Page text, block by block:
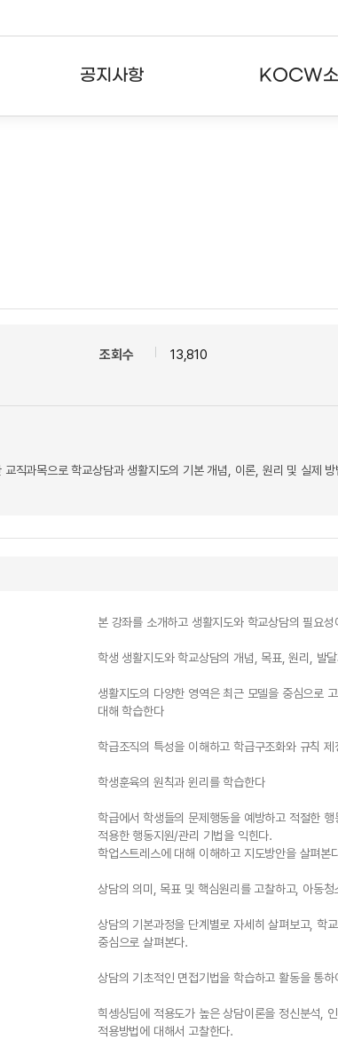
공지사항 KOCW소
조회수 13,810
직과목으로 학교상담과 생활지도의 기본 개념, 이론, 원리 및 실제
본 강좌를 소개하고 생활지도와 학교상담의 필요
학생 생활지도와 학교상담의 개념, 목표, 원리, 발
생활지도의 다양한 영역은 최근 모델을 중심으로
대해 학습한다
학급조직의 특성을 이해하고 학급구조화와 규칙
학생훈육의 원칙과 윈리를 학습한다
학급에서 학생들의 문제행동을 예방하고 적절한
적용한 행동지원/관리 기법을 익힌다.
학업스트레스에 대해 이해하고 지도방안을 살펴본
상담의 의미, 목표 및 핵심원리를 고찰하고, 아동
상담의 기본과정을 단계별로 자세히 살펴보고, 학
중심으로 살펴본다.
상담의 기초적인 면접기법을 학습하고 활동을 통
힉셍싱딤에 적용도가 높은 상담이론을 정신분석,
적용방법에 대해서 고찰한다.